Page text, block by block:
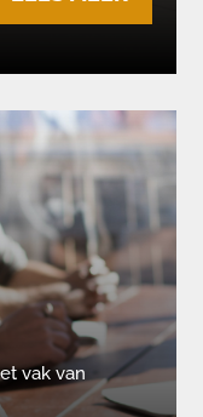
vak van